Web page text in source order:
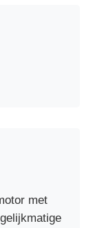
met